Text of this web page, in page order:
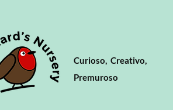
Curioso, Creativo,
Premuroso